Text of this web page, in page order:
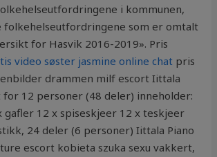
i kommunen,
folkehelseutfordringene som er omtalt
for Hasvik 2016-2019». Pris
video søster jasmine online chat pris
drammen milf escort Iittala
for 12 personer (48 deler) inneholder:
gafler 12 x spiseskjeer 12 x teskjeer
24 deler (6 personer) Iittala Piano
escort kobieta szuka sexu vakkert,